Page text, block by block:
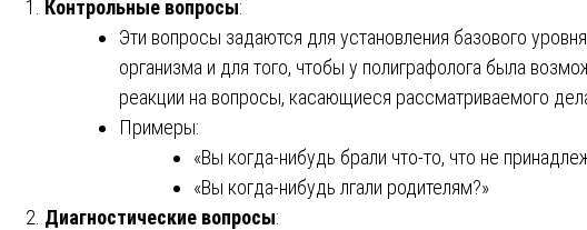
Контрольные вопросы:
Эти вопросы задаются для установления базового
организма и для того, чтобы у полиграфолога была
реакции на вопросы, касающиеся рассматриваемого
Примеры:
«Вы когда-нибудь брали что-то, что не
«Вы когда-нибудь лгали родителям?»
Диагностические вопросы: